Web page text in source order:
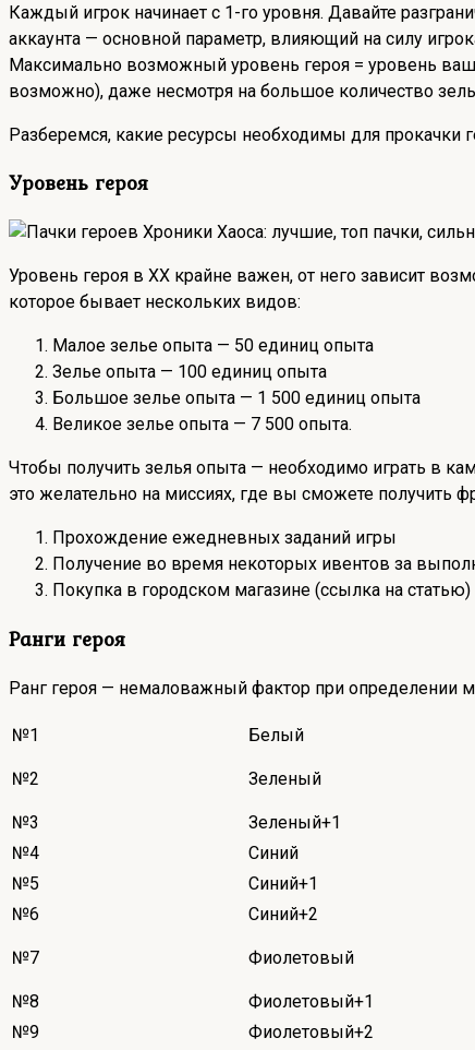
Каждый игрок начинает с 1-го уровня. Давайте
аккаунта — основной параметр, влияющий на силу
Максимально возможный уровень героя = уровень
возможно), даже несмотря на большое количество
Разберемся, какие ресурсы необходимы для прокачки
Уровень героя
Уровень героя в ХХ крайне важен, от него зависит
которое бывает нескольких видов:
Малое зелье опыта — 50 единиц опыта
Зелье опыта — 100 единиц опыта
Большое зелье опыта — 1 500 единиц опыта
Великое зелье опыта — 7 500 опыта.
Чтобы получить зелья опыта — необходимо играть в
это желательно на миссиях, где вы сможете получить
Прохождение ежедневных заданий игры
Получение во время некоторых ивентов за
Покупка в городском магазине (ссылка на статью)
Ранги героя
Ранг героя — немаловажный фактор при определении
№1 Белый
№2 Зеленый
№3
Зеленый+1
№4
Синий
№5
Синий+1
№6
Синий+2
№7 Фиолетовый
№8
Фиолетовый+1
№9
Фиолетовый+2